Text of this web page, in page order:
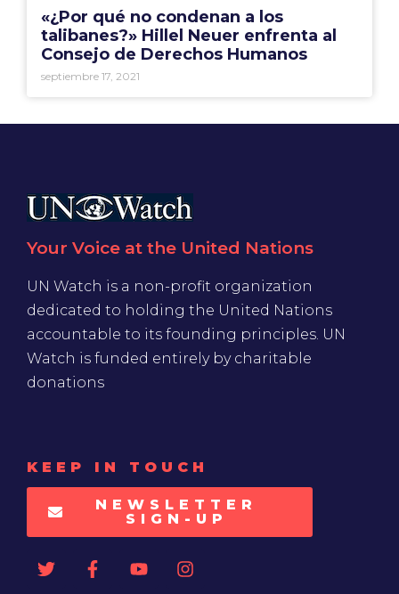
«¿Por qué no condenan a los
talibanes?» Hillel Neuer enfrenta al
Consejo de Derechos Humanos
septiembre 17, 2021
Your Voice at the United Nations
UN Watch is a non-profit organization
dedicated to holding the United Nations
accountable to its founding principles. UN
Watch is funded entirely by charitable
donations
KEEP IN TOUCH
NEWSLETTER
SIGN-UP